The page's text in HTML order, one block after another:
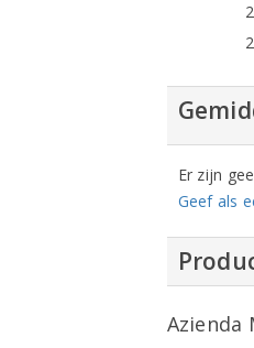
Er zijn
Geef als
Azienda